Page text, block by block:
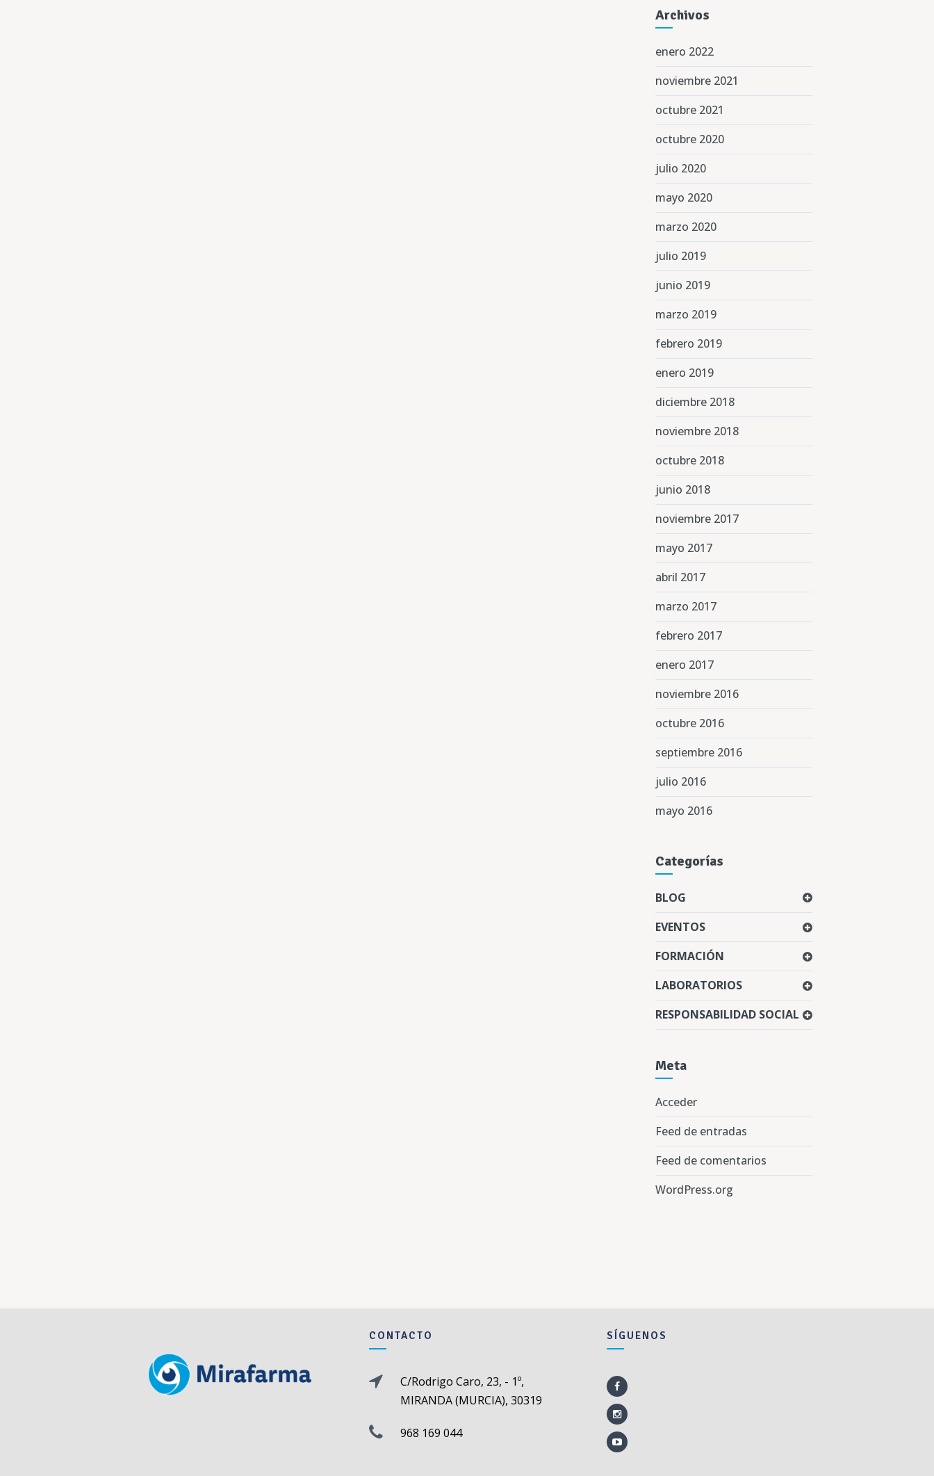
Archivos
enero 2022
noviembre 2021
octubre 2021
octubre 2020
julio 2020
mayo 2020
marzo 2020
julio 2019
junio 2019
marzo 2019
febrero 2019
enero 2019
diciembre 2018
noviembre 2018
octubre 2018
junio 2018
noviembre 2017
mayo 2017
abril 2017
marzo 2017
febrero 2017
enero 2017
noviembre 2016
octubre 2016
septiembre 2016
julio 2016
mayo 2016
Categorías
BLOG
EVENTOS
FORMACIÓN
LABORATORIOS
RESPONSABILIDAD SOCIAL
Meta
Acceder
Feed de entradas
Feed de comentarios
WordPress.org
CONTACTO
C/Rodrigo Caro, 23, - 1º,
MIRANDA (MURCIA), 30319
968 169 044
SÍGUENOS